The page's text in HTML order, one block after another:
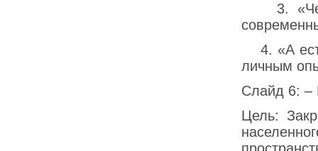
3. «Чем
4. «А
личным
Слайд 6: –
Цель: